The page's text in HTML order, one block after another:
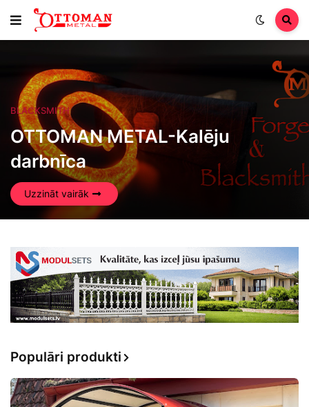
BLACKSMITH
OTTOMAN METAL-Kalēju
darbnīca
Uzzināt vairāk
Populāri produkti